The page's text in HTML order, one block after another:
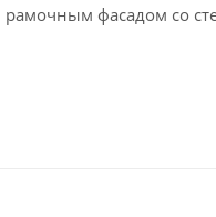
фасадом со